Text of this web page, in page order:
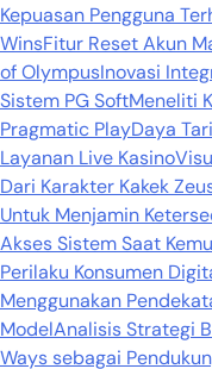
Kepuasan Pengguna
WinsFitur Reset Akun
of OlympusInovasi
Sistem PG SoftMeneliti
Pragmatic PlayDaya
Layanan Live Kasino
Dari Karakter Kakek
Untuk Menjamin
Akses Sistem Saat
Perilaku Konsumen
Menggunakan
ModelAnalisis Strategi
Ways sebagai